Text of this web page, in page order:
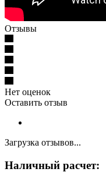
Отзывы
Нет оценок
Оставить отзыв
Загрузка отзывов...
Наличный расчет: